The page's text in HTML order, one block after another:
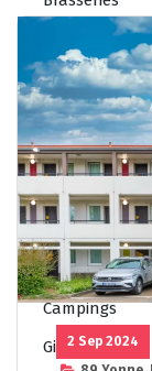
Restaurants
Restaurants
Salons de thé
Voyager
Tous les
hôtels F1
Campings
Gites2 Sep 2024